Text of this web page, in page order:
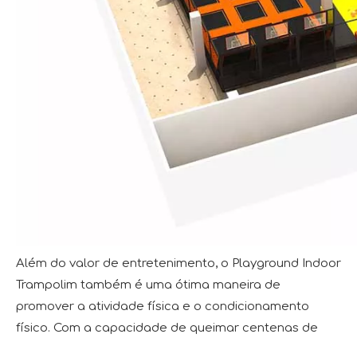
Além do valor de entretenimento, o Playground Indoor
Trampolim também é uma ótima maneira de
promover a atividade física e o condicionamento
físico. Com a capacidade de queimar centenas de